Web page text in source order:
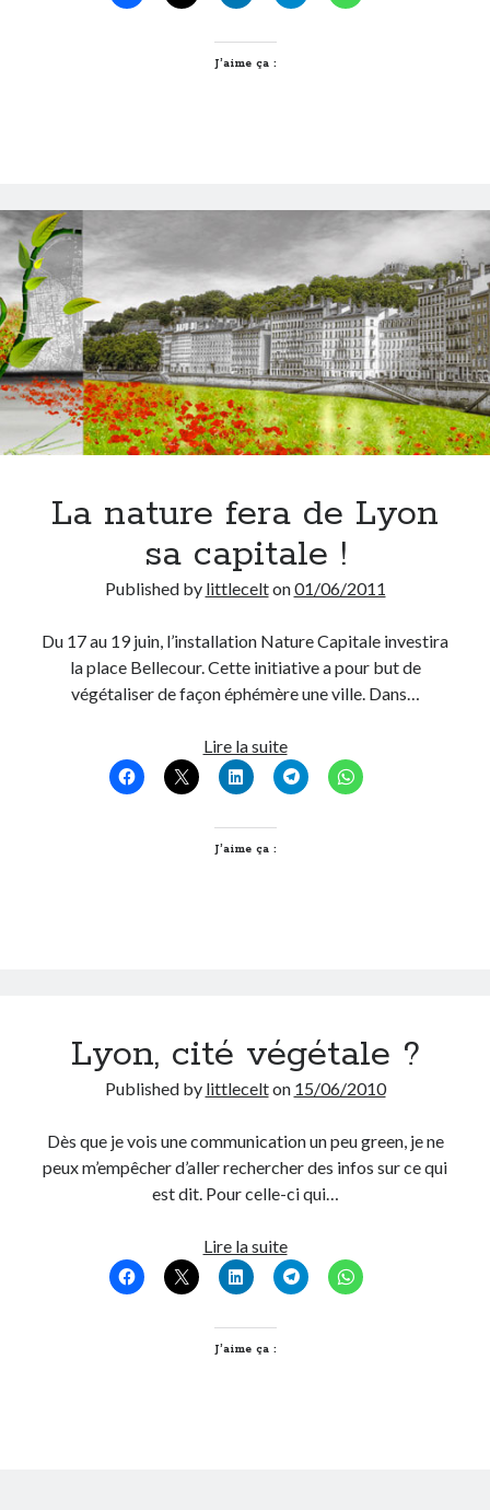
green
J’aime ça :
La nature fera de Lyon
sa capitale !
Published by littlecelton01/06/2011
Du 17 au 19 juin, l’installation Nature Capitale investira
la place Bellecour. Cette initiative a pour but de
végétaliser de façon éphémère une ville. Dans…
Lire la suiteLa
nature
fera
J’aime ça :
Lyon, cité végétale ?
Published by littlecelton 15/06/2010
Dès que je vois une communication un peu green, je ne
peux m’empêcher d’aller rechercher des infos sur ce qui
est dit. Pour celle-ci qui…
Lire la suiteLyon,
cité
végétale
J’aime ça :